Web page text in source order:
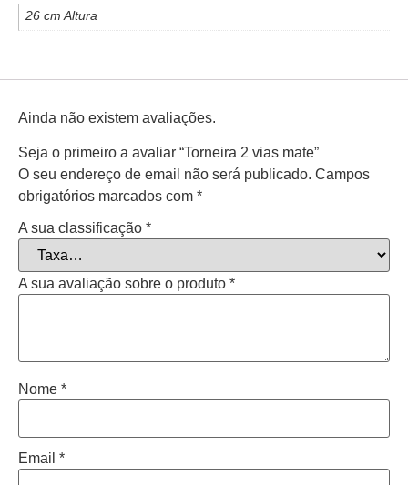
26 cm Altura
Ainda não existem avaliações.
Seja o primeiro a avaliar “Torneira 2 vias mate”
O seu endereço de email não será publicado. Campos
obrigatórios marcados com *
A sua classificação *
A sua avaliação sobre o produto *
Nome *
Email *